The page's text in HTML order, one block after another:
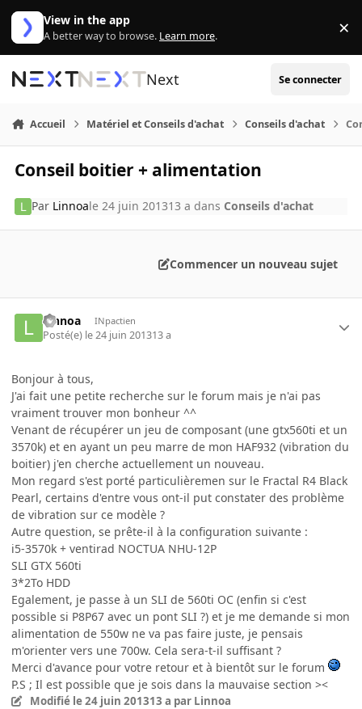
Aller au contenu
View in the app
A better way to browse. Learn more. ×
Next Se connecter
Accueil Matériel et Conseils d'achat Conseils d'achat
Conseil boitier + alimentation
Par Linnoale 24 juin 201313 a dans Conseils d'achat
Commencer un nouveau sujet
Linnoa INpactien
Posté(e) le 24 juin 201313 a
Bonjour à tous,
J'ai fait une petite recherche sur le forum mais je n'ai pas
vraiment trouver mon bonheur ^^
Venant de récupérer un jeu de composant (une gtx560ti et un
3570k) et en ayant un peu marre de mon HAF932 (vibration du
boitier) j'en cherche actuellement un nouveau.
Mon regard s'est porté particulièremen sur le Fractal R4 Black
Pearl, certains d'entre vous ont-il put constater des problème
de vibration sur ce modèle ?
Autre question, se prête-il à la configuration suivante :
i5-3570k + ventirad NOCTUA NHU-12P
SLI GTX 560ti
3*2To HDD
Egalement, je passe à un SLI de 560ti OC (enfin si c'est
possible si P8P67 avec un pont SLI ?) et je me demande si mon
alimentation de 550w ne va pas faire juste, je pensais
m'orienter vers une 700w. Cela sera-t-il suffisant ?
Merci d'avance pour votre retour et à bientôt sur le forum
P.S ; Il est possible que je sois dans la mauvaise section ><
Modifié le 24 juin 201313 a par Linnoa